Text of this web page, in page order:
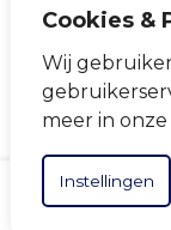
Cookies &
Wij
meer in onze
Instellingen
ZOEKEN